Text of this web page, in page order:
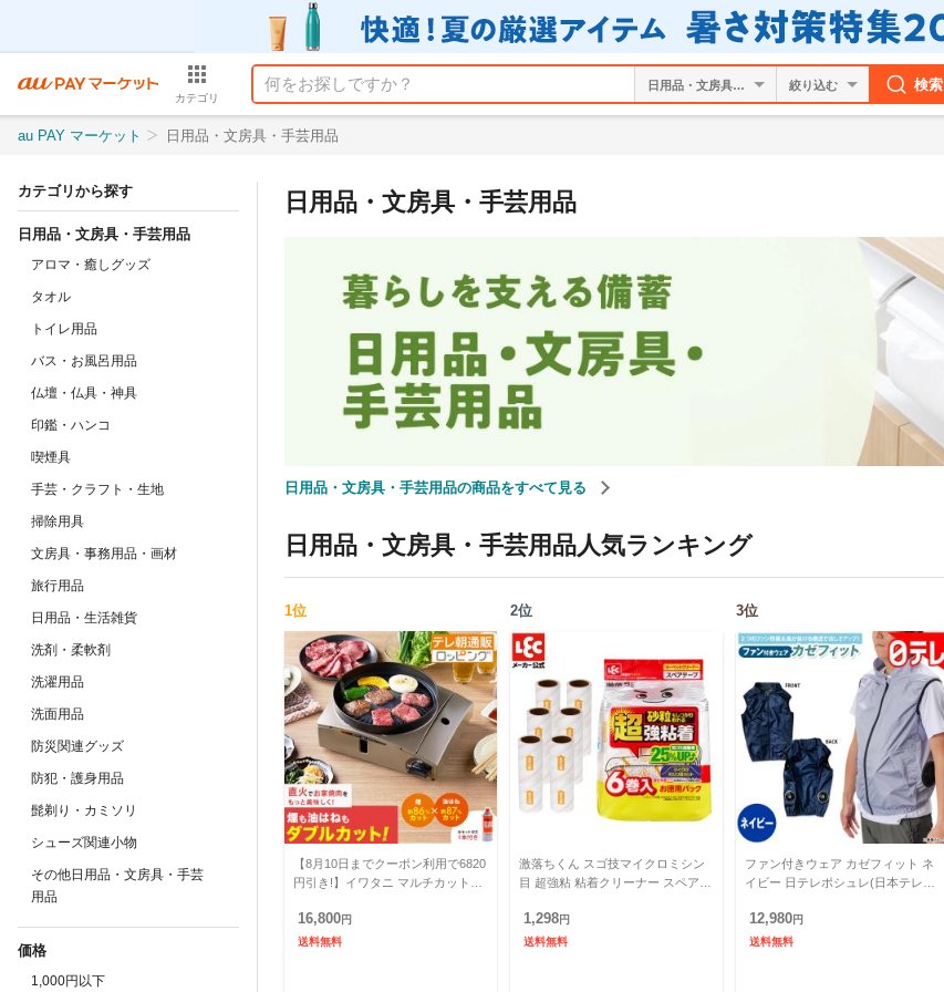
カテゴリ
絞り込む 検索
au PAY マーケット 日用品・文房具・手芸用品
カテゴリから探す
日用品・文房具・手芸用品
アロマ・癒しグッズ
タオル
トイレ用品
バス・お風呂用品
仏壇・仏具・神具
印鑑・ハンコ
喫煙具
手芸・クラフト・生地
掃除用具
文房具・事務用品・画材
旅行用品
日用品・生活雑貨
洗剤・柔軟剤
洗濯用品
洗面用品
防災関連グッズ
防犯・護身用品
髭剃り・カミソリ
シューズ関連小物
その他日用品・文房具・手芸
用品
価格
1,000円以下
日用品・文房具・手芸用品
日用品・文房具・手芸用品の商品をすべて見る
日用品・文房具・手芸用品人気ランキング
1位
【8月10日までクーポン利用で6820
円引き!】イワタニ マルチカットグ
朝日 テレ朝通販 ロ
16,800円
送料無料
2位
激落ちくん スゴ技マイクロミシン
目 超強粘 粘着クリーナー スペア 7
りやすい 粘着ローラ
1,298円
送料無料
3位
ファン付きウェア カゼフィット ネ
イビー 日テレポシュレ(日本テレビ
12,980円
送料無料